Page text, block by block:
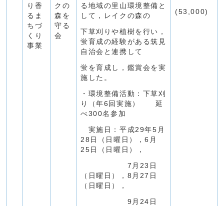
り香
るま
ちづ
くり
事業
クの
森を
守る
会
る地域の里山環境整備と
して，レイクの森の
下草刈りや植樹を行い，
蛍育成の経験がある筑見
自治会と連携して
蛍を育成し，鑑賞会を実
施した。
・環境整備活動：下草刈
り（年6回実施） 延
べ300名参加
実施日：平成29年5月
28日（日曜日），6月
25日（日曜日），
7月23日
（日曜日），8月27日
（日曜日），
9月24日
(53,000)